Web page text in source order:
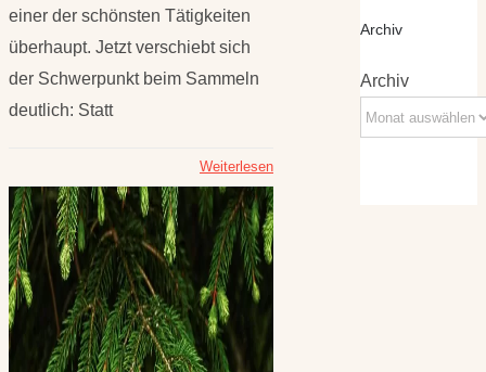
einer der schönsten Tätigkeiten
überhaupt. Jetzt verschiebt sich
der Schwerpunkt beim Sammeln
deutlich: Statt
Weiterlesen
Archiv
Archiv